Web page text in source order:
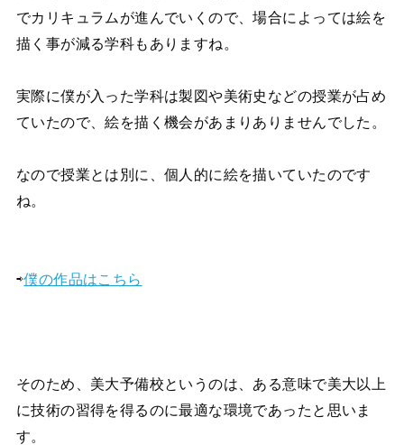
でカリキュラムが進んでいくので、場合によっては絵を
描く事が減る学科もありますね。
実際に僕が入った学科は製図や美術史などの授業が占め
ていたので、絵を描く機会があまりありませんでした。
なので授業とは別に、個人的に絵を描いていたのです
ね。
⇨僕の作品はこちら
そのため、美大予備校というのは、ある意味で美大以上
に技術の習得を得るのに最適な環境であったと思いま
す。